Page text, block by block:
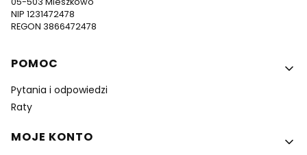
NIP 1231472478
REGON 3866472478
Linki w stopce
POMOC
Pytania i odpowiedzi
Raty
MOJE KONTO